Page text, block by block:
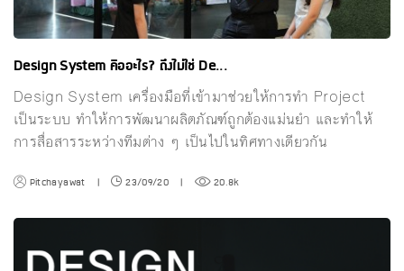
Design System คืออะไร? ถึงไม่ใช่ De...
Design System เครื่องมือที่เข้ามาช่วยให้การทำ Project
เป็นระบบ ทำให้การพัฒนาผลิตภัณฑ์ถูกต้องแม่นยำ และทำให้
การสื่อสารระหว่างทีมต่าง ๆ เป็นไปในทิศทางเดียวกัน
Pitchayawat | 23/09/20 | 20.8k